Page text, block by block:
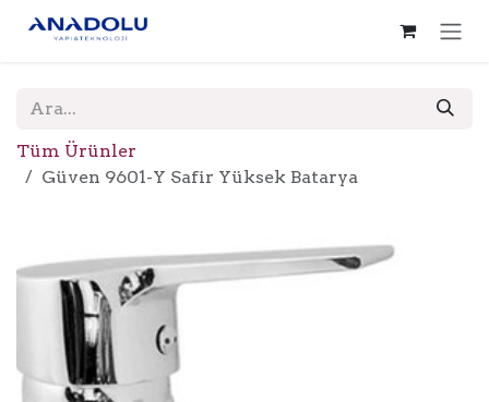
Tüm Ürünler
Güven 9601-Y Safir Yüksek Batarya